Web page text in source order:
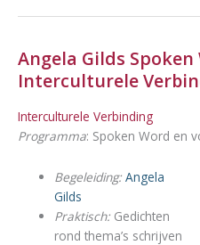
Angela Gilds
Interculturele
Interculturele Verbinding
Programma: Spoken Word en
Begeleiding: Angela
Gilds
Praktisch: Gedichten
rond thema’s schrijven